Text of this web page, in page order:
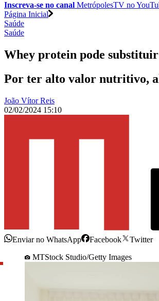
Inscreva-se no canal MetrópolesTV no
Página Inicial
Saúde
Saúde
Whey protein pode
Por ter alto valor nutritivo,
João Vítor Reis
02/02/2024 15:10
Enviar no WhatsApp Facebook
Twitter
MTStock Studio/Getty Images